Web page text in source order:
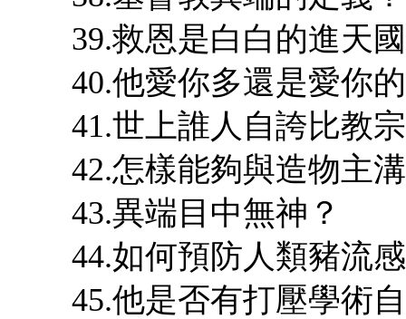
39.救恩是白白的進天
40.他愛你多還是愛你
41.世上誰人自誇比教
42.怎樣能夠與造物主
43.異端目中無神？
44.如何預防人類豬流
45.他是否有打壓學術